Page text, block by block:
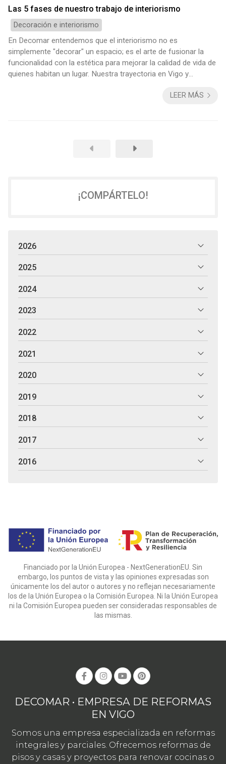
Las 5 fases de nuestro trabajo de interiorismo
Decoración e interiorismo
En Decomar entendemos que el interiorismo no es
simplemente "decorar" un espacio; es el arte de fusionar la
funcionalidad con la estética para mejorar la calidad de vida de
quienes habitan un lugar. Nuestra trayectoria en Vigo y
reside en la metodología y el rigor. Por eso, hemosLEER MÁS
¡COMPÁRTELO!
2026
2025
2024
2023
2022
2021
2020
2019
2018
2017
2016
Financiado por la Unión Europea - NextGenerationEU. Sin
embargo, los puntos de vista y las opiniones expresadas son
únicamente los del autor o autores y no reflejan necesariamente
los de la Unión Europea o la Comisión Europea. Ni la Unión Europea
ni la Comisión Europea pueden ser consideradas responsables de
las mismas.
DECOMAR • EMPRESA DE REFORMAS
EN VIGO
Somos una empresa especializada en reformas
integrales y parciales. Ofrecemos reformas de
pisos y casas y proyectos para renovar cocinas o